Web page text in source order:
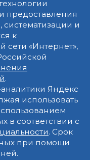
предоставления
и
к
сети «Интернет»,
.
Яндекс
использовать
в соответствии с
. Срок
при помощи